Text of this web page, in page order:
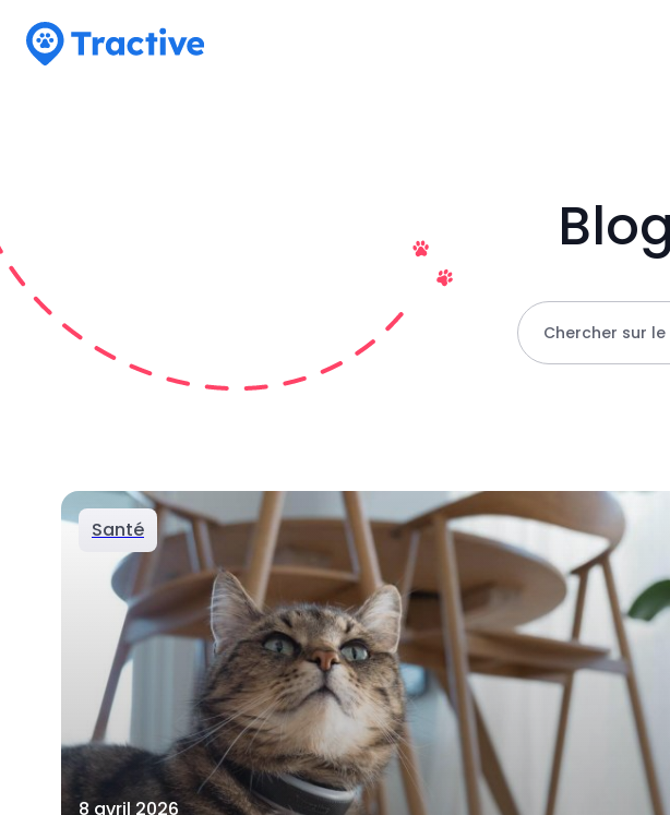
Blog
Chercher sur
Santé
8 avril 2026